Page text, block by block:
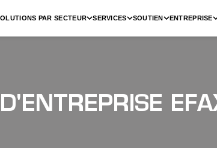
PAR SECTEUR SERVICES SOUTIEN ENTREPRISE